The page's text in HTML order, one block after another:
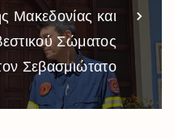
Μακεδονίας και
Σώματος
Σεβασμιώτατο